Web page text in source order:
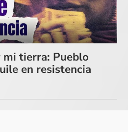
mi tierra: Pueblo
en resistencia